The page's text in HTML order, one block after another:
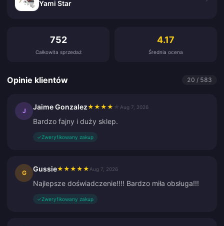
Yami Star
752
Całkowita sprzedaż
4.17
Średnia ocena
Opinie klientów 20 / 583
J Jaime Gonzalez★ ★ ★ ★ Aug 7, 2026
Bardzo fajny i duży sklep.
✓Zweryfikowany zakup
G Gussie★ ★ ★ ★ ★ Aug 7, 2026
Najlepsze doświadczenie!!!! Bardzo miła obsługa!!!
✓Zweryfikowany zakup